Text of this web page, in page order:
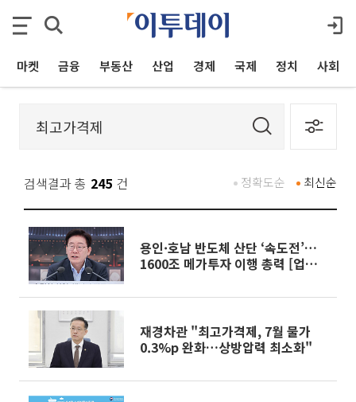
마켓 금융 부동산 산업 경제 국제 정치 사회
검색결과 총 245 건 최신순
정확도순
용인·호남 반도체 산단 ‘속도전’…
1600조 메가투자 이행 총력 [업무보
재경차관 "최고가격제, 7월 물가
0.3%p 완화…상방압력 최소화"